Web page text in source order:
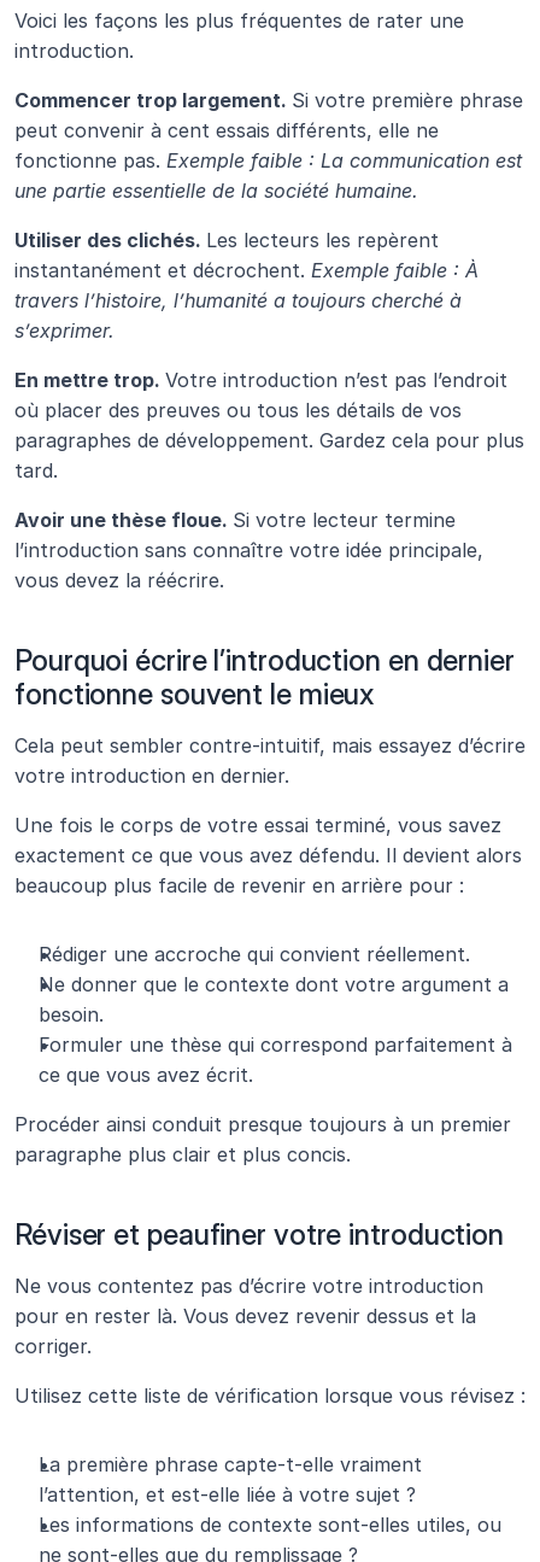
Voici les façons les plus fréquentes de rater une
introduction.
Commencer trop largement. Si votre première phrase
peut convenir à cent essais différents, elle ne
fonctionne pas. Exemple faible : La communication est
une partie essentielle de la société humaine.
Utiliser des clichés. Les lecteurs les repèrent
instantanément et décrochent. Exemple faible : À
travers l’histoire, l’humanité a toujours cherché à
s’exprimer.
En mettre trop. Votre introduction n’est pas l’endroit
où placer des preuves ou tous les détails de vos
paragraphes de développement. Gardez cela pour plus
tard.
Avoir une thèse floue. Si votre lecteur termine
l’introduction sans connaître votre idée principale,
vous devez la réécrire.
Pourquoi écrire l’introduction en dernier
fonctionne souvent le mieux
Cela peut sembler contre-intuitif, mais essayez d’écrire
votre introduction en dernier.
Une fois le corps de votre essai terminé, vous savez
exactement ce que vous avez défendu. Il devient alors
beaucoup plus facile de revenir en arrière pour :
Rédiger une accroche qui convient réellement.
Ne donner que le contexte dont votre argument a
besoin.
Formuler une thèse qui correspond parfaitement à
ce que vous avez écrit.
Procéder ainsi conduit presque toujours à un premier
paragraphe plus clair et plus concis.
Réviser et peaufiner votre introduction
Ne vous contentez pas d’écrire votre introduction
pour en rester là. Vous devez revenir dessus et la
corriger.
Utilisez cette liste de vérification lorsque vous révisez :
La première phrase capte-t-elle vraiment
l’attention, et est-elle liée à votre sujet ?
Les informations de contexte sont-elles utiles, ou
ne sont-elles que du remplissage ?